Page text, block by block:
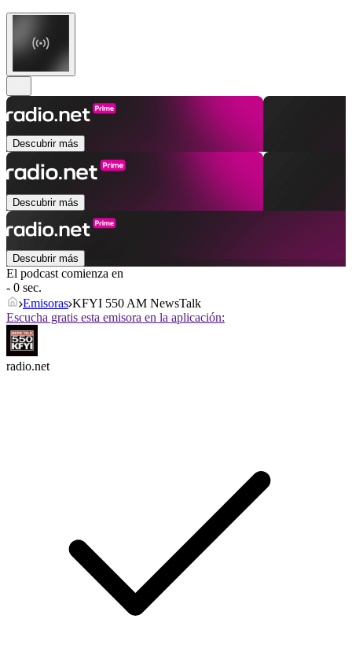
Descubrir más
Descubrir más
Descubrir más
El podcast comienza en
- 0 sec.
Emisoras KFYI 550 AM NewsTalk
Escucha gratis esta emisora en la aplicación:
radio.net